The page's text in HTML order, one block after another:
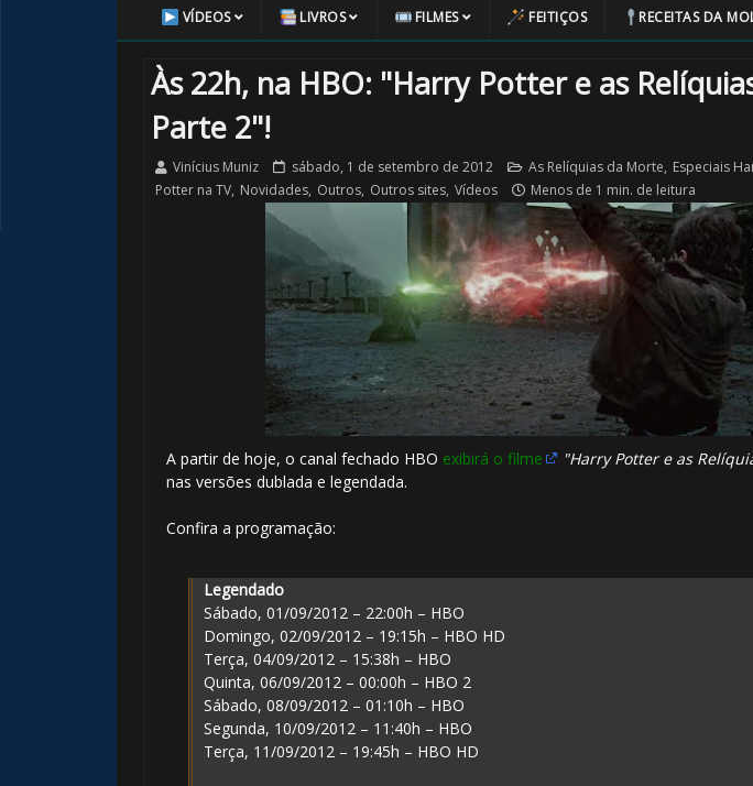
VÍDEOS LIVROS FILMES FEITIÇOS RECEITAS DA
Às 22h, na HBO: "Harry Potter e as
Parte 2"!
Vinícius Muniz sábado, 1 de setembro de 2012 As Relíquias da Morte, Especiais
Potter na TV, Novidades, Outros, Outros sites, Vídeos Menos de 1 min. de leitura
A partir de hoje, o canal fechado HBO exibirá o filme
"Harry Potter e as
nas versões dublada e legendada.
Confira a programação:
Legendado
Sábado, 01/09/2012 – 22:00h – HBO
Domingo, 02/09/2012 – 19:15h – HBO HD
Terça, 04/09/2012 – 15:38h – HBO
Quinta, 06/09/2012 – 00:00h – HBO 2
Sábado, 08/09/2012 – 01:10h – HBO
Segunda, 10/09/2012 – 11:40h – HBO
Terça, 11/09/2012 – 19:45h – HBO HD